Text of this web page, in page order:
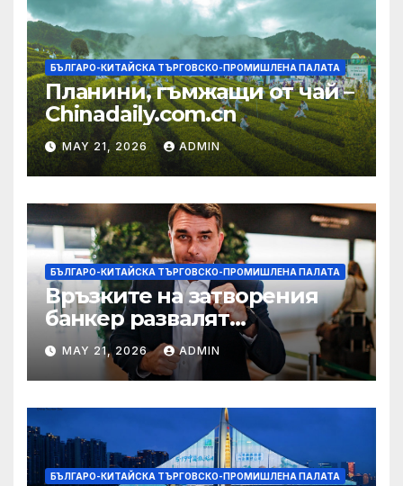
БЪЛГАРО-КИТАЙСКА ТЪРГОВСКО-ПРОМИШЛЕНА ПАЛАТА
Планини, гъмжащи от чай –
Chinadaily.com.cn
MAY 21, 2026 ADMIN
БЪЛГАРО-КИТАЙСКА ТЪРГОВСКО-ПРОМИШЛЕНА ПАЛАТА
Връзките на затворения
банкер развалят
надеждите на Флавио
Болсонаро за президент на
Бразилия
MAY 21, 2026 ADMIN
БЪЛГАРО-КИТАЙСКА ТЪРГОВСКО-ПРОМИШЛЕНА ПАЛАТА